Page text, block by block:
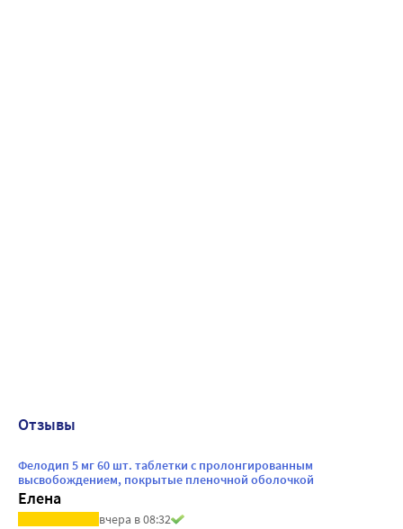
Отзывы
Фелодип 5 мг 60 шт. таблетки с пролонгированным
высвобождением, покрытые пленочной оболочкой
Елена
вчера в 08:32